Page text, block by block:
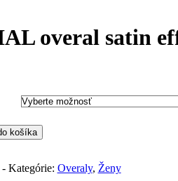
overal satin
košíka
- Kategórie: Overaly, Ženy